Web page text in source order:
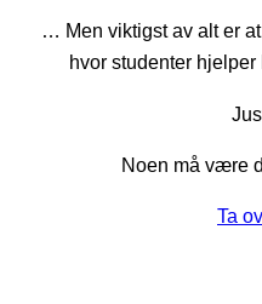
… Men viktigst av alt er
hvor studenter
Noen må være
Ta